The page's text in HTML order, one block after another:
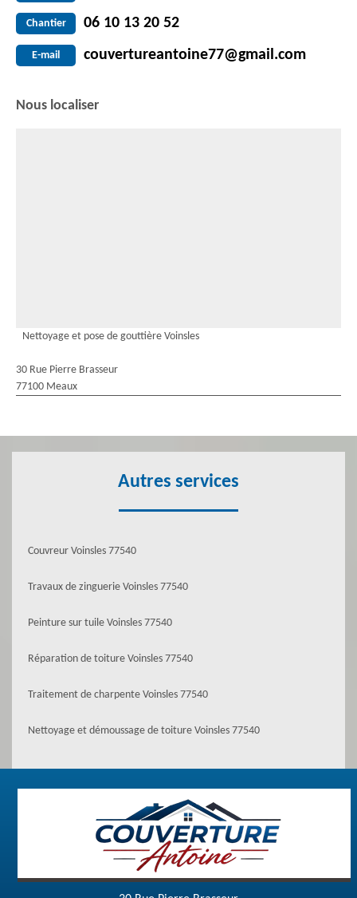
Chantier 06 10 13 20 52
E-mail couvertureantoine77@gmail.com
Nous localiser
Nettoyage et pose de gouttière Voinsles
30 Rue Pierre Brasseur
77100 Meaux
Autres services
Couvreur Voinsles 77540
Travaux de zinguerie Voinsles 77540
Peinture sur tuile Voinsles 77540
Réparation de toiture Voinsles 77540
Traitement de charpente Voinsles 77540
Nettoyage et démoussage de toiture Voinsles 77540